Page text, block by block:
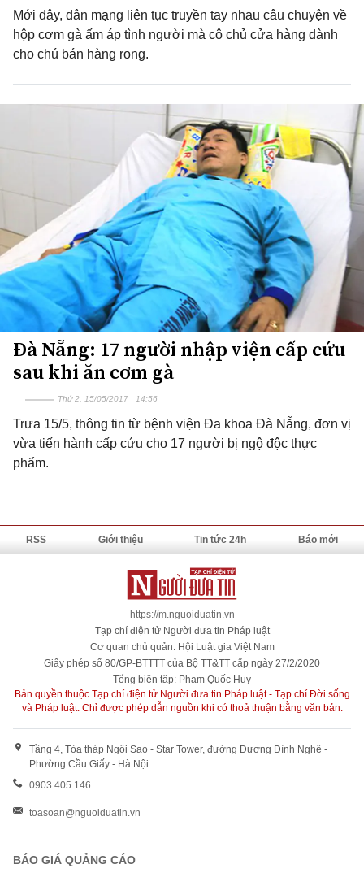
Mới đây, dân mạng liên tục truyền tay nhau câu chuyện về
hộp cơm gà ấm áp tình người mà cô chủ cửa hàng dành
cho chú bán hàng rong.
Đà Nẵng: 17 người nhập viện cấp cứu
sau khi ăn cơm gà
Thứ 2, 15/05/2017 | 14:56
Trưa 15/5, thông tin từ bệnh viện Đa khoa Đà Nẵng, đơn vị
vừa tiến hành cấp cứu cho 17 người bị ngộ độc thực
phẩm.
RSS Giới thiệu Tin tức 24h Báo mới
https://m.nguoiduatin.vn
Tạp chí điện tử Người đưa tin Pháp luật
Cơ quan chủ quản: Hội Luật gia Việt Nam
Giấy phép số 80/GP-BTTTT của Bộ TT&TT cấp ngày 27/2/2020
Tổng biên tập: Phạm Quốc Huy
Bản quyền thuộc Tạp chí điện tử Người đưa tin Pháp luật - Tạp chí Đời sống
và Pháp luật. Chỉ được phép dẫn nguồn khi có thoả thuận bằng văn bản.
Tầng 4, Tòa tháp Ngôi Sao - Star Tower, đường Dương Đình Nghệ -
Phường Cầu Giấy - Hà Nội
0903 405 146
toasoan@nguoiduatin.vn
BÁO GIÁ QUẢNG CÁO